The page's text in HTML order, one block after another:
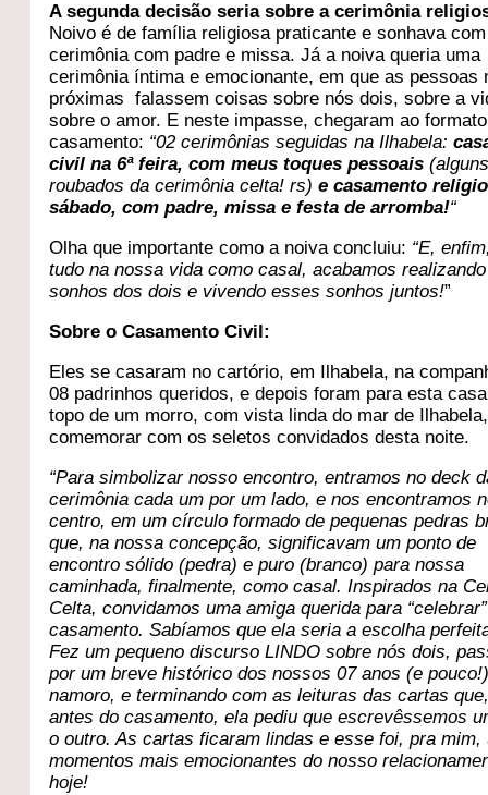
A segunda decisão seria sobre a cerimônia
Noivo é de família religiosa praticante e sonhava com
cerimônia com padre e missa. Já a noiva queria uma
cerimônia íntima e emocionante, em que as pessoas
próximas falassem coisas sobre nós dois, sobre a
sobre o amor. E neste impasse, chegaram ao
casamento: “02 cerimônias seguidas na Ilhabela:
civil na 6ª feira, com meus toques pessoais
roubados da cerimônia celta! rs)e casamento
sábado, com padre, missa e festa de arromba!“
Olha que importante como a noiva concluiu: “E,
tudo na nossa vida como casal, acabamos
sonhos dos dois e vivendo esses sonhos juntos!”
Sobre o Casamento Civil:
Eles se casaram no cartório, em Ilhabela, na
08 padrinhos queridos, e depois foram para esta
topo de um morro, com vista linda do mar de Ilhabela,
comemorar com os seletos convidados desta noite.
“Para simbolizar nosso encontro, entramos no deck
cerimônia cada um por um lado, e nos encontramos
centro, em um círculo formado de pequenas pedras
que, na nossa concepção, significavam um ponto de
encontro sólido (pedra) e puro (branco) para nossa
caminhada, finalmente, como casal. Inspirados na
Celta, convidamos uma amiga querida para
casamento. Sabíamos que ela seria a escolha
Fez um pequeno discurso LINDO sobre nós dois,
por um breve histórico dos nossos 07 anos (e
namoro, e terminando com as leituras das cartas
antes do casamento, ela pediu que escrevêssemos
o outro. As cartas ficaram lindas e esse foi, pra mim,
momentos mais emocionantes do nosso
hoje!